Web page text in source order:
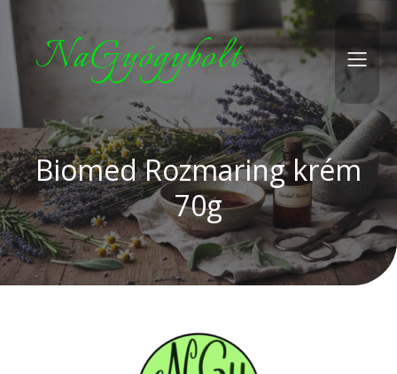
NaGyógybolt
Biomed Rozmaring krém
70g